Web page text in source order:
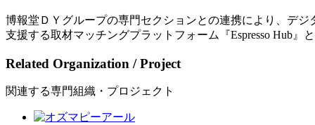
博報堂ＤＹグループの専門セクションとの連携により、デ
支援する取材マッチングプラットフォーム『Espresso Hub
Related Organization / Project
関連する専門組織・プロジェクト